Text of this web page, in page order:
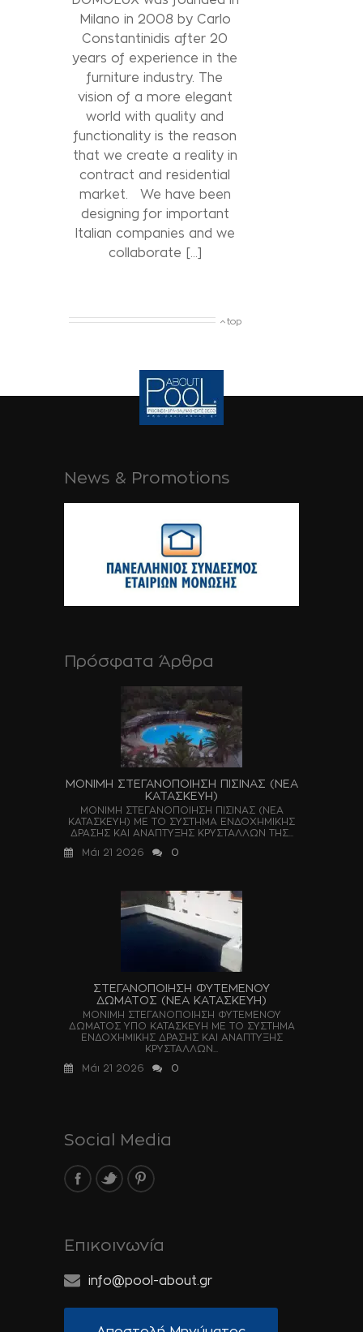
Milano in 2008 by Carlo
Constantinidis after 20
years of experience in the
furniture industry. The
vision of a more elegant
world with quality and
functionality is the reason
that we create a reality in
contract and residential
market. We have been
designing for important
Italian companies and we
collaborate […]
top
News & Promotions
Πρόσφατα Άρθρα
ΜΟΝΙΜΗ ΣΤΕΓΑΝΟΠΟΙΗΣΗ ΠΙΣΙΝΑΣ (ΝΕΑ
ΚΑΤΑΣΚΕΥΗ)
ΜΟΝΙΜΗ ΣΤΕΓΑΝΟΠΟΙΗΣΗ ΠΙΣΙΝΑΣ (ΝΕΑ
ΚΑΤΑΣΚΕΥΗ) ΜΕ ΤΟ ΣΥΣΤΗΜΑ ΕΝΔΟΧΗΜΙΚΗΣ
ΔΡΑΣΗΣ ΚΑΙ ΑΝΑΠΤΥΞΗΣ ΚΡΥΣΤΑΛΛΩΝ ΤΗΣ...
Μάι 21 2026
0
ΣΤΕΓΑΝΟΠΟΙΗΣΗ ΦΥΤΕΜΕΝΟΥ
ΔΩΜΑΤΟΣ (ΝΕΑ ΚΑΤΑΣΚΕΥΗ)
ΜΟΝΙΜΗ ΣΤΕΓΑΝΟΠΟΙΗΣΗ ΦΥΤΕΜΕΝΟΥ
ΔΩΜΑΤΟΣ ΥΠΟ ΚΑΤΑΣΚΕΥΗ ΜΕ ΤΟ ΣΥΣΤΗΜΑ
ΕΝΔΟΧΗΜΙΚΗΣ ΔΡΑΣΗΣ ΚΑΙ ΑΝΑΠΤΥΞΗΣ
ΚΡΥΣΤΑΛΛΩΝ...
Μάι 21 2026
0
Social Media
Επικοινωνία
info@pool-about.gr